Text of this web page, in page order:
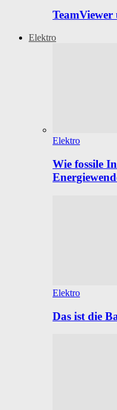
Elektro
Elektro
Wie fossile
Elektro
Das ist die